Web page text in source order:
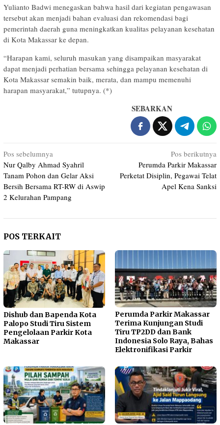
Yulianto Badwi menegaskan bahwa hasil dari kegiatan pengawasan
tersebut akan menjadi bahan evaluasi dan rekomendasi bagi
pemerintah daerah guna meningkatkan kualitas pelayanan kesehatan
di Kota Makassar ke depan.
“Harapan kami, seluruh masukan yang disampaikan masyarakat
dapat menjadi perhatian bersama sehingga pelayanan kesehatan di
Kota Makassar semakin baik, merata, dan mampu memenuhi
harapan masyarakat,” tutupnya. (*)
SEBARKAN
Navigasi
pos
Pos sebelumnya
Nur Qalby Ahmad Syahril
Tanam Pohon dan Gelar Aksi
Bersih Bersama RT-RW di Aswip
2 Kelurahan Pampang
Pos berikutnya
Perumda Parkir Makassar
Perketat Disiplin, Pegawai Telat
Apel Kena Sanksi
POS TERKAIT
Dishub dan Bapenda Kota
Palopo Studi Tiru Sistem
Pengelolaan Parkir Kota
Makassar
Perumda Parkir Makassar
Terima Kunjungan Studi
Tiru TP2DD dan Bank
Indonesia Solo Raya, Bahas
Elektronifikasi Parkir